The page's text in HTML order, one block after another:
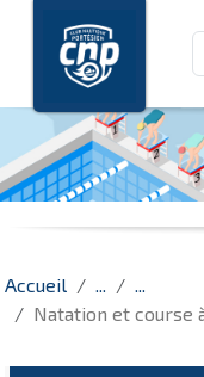
Accueil
Natation et course